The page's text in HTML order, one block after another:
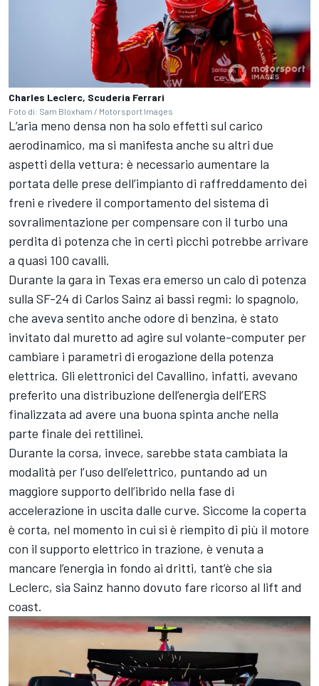
Charles Leclerc, Scuderia Ferrari
Foto di: Sam Bloxham / Motorsport Images
L’aria meno densa non ha solo effetti sul carico
aerodinamico, ma si manifesta anche su altri due
aspetti della vettura: è necessario aumentare la
portata delle prese dell’impianto di raffreddamento dei
freni e rivedere il comportamento del sistema di
sovralimentazione per compensare con il turbo una
perdita di potenza che in certi picchi potrebbe arrivare
a quasi 100 cavalli.
Durante la gara in Texas era emerso un calo di potenza
sulla SF-24 di Carlos Sainz ai bassi regmi: lo spagnolo,
che aveva sentito anche odore di benzina, è stato
invitato dal muretto ad agire sul volante-computer per
cambiare i parametri di erogazione della potenza
elettrica. Gli elettronici del Cavallino, infatti, avevano
preferito una distribuzione dell’energia dell’ERS
finalizzata ad avere una buona spinta anche nella
parte finale dei rettilinei.
Durante la corsa, invece, sarebbe stata cambiata la
modalità per l’uso dell’elettrico, puntando ad un
maggiore supporto dell’ibrido nella fase di
accelerazione in uscita dalle curve. Siccome la coperta
è corta, nel momento in cui si è riempito di più il motore
con il supporto elettrico in trazione, è venuta a
mancare l’energia in fondo ai dritti, tant’è che sia
Leclerc, sia Sainz hanno dovuto fare ricorso al lift and
coast.